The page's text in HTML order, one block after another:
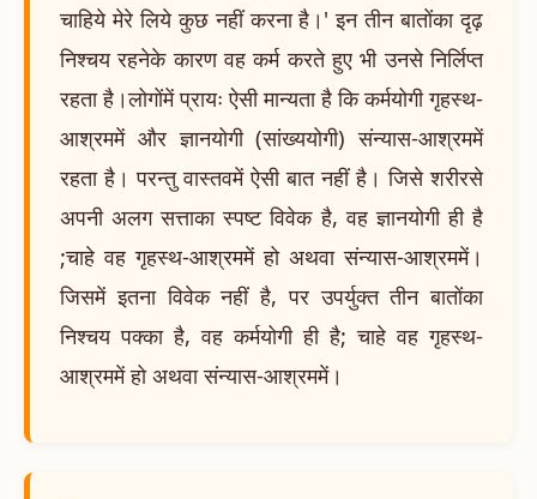
चाहिये मेरे लिये कुछ नहीं करना है।' इन तीन बातोंका दृढ़
निश्चय रहनेके कारण वह कर्म करते हुए भी उनसे निर्लिप्त
रहता है।लोगोंमें प्रायः ऐसी मान्यता है कि कर्मयोगी गृहस्थ-
आश्रममें और ज्ञानयोगी (सांख्ययोगी) संन्यास-आश्रममें
रहता है। परन्तु वास्तवमें ऐसी बात नहीं है। जिसे शरीरसे
अपनी अलग सत्ताका स्पष्ट विवेक है, वह ज्ञानयोगी ही है
;चाहे वह गृहस्थ-आश्रममें हो अथवा संन्यास-आश्रममें।
जिसमें इतना विवेक नहीं है, पर उपर्युक्त तीन बातोंका
निश्चय पक्का है, वह कर्मयोगी ही है; चाहे वह गृहस्थ-
आश्रममें हो अथवा संन्यास-आश्रममें।